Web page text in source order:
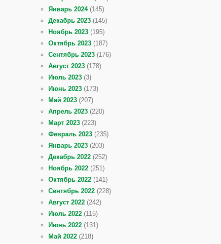
Январь 2024(145)
Декабрь 2023 (145)
Ноябрь 2023 (195)
Октябрь 2023 (187)
Сентябрь 2023 (176)
Август 2023 (178)
Июль 2023 (3)
Июнь 2023 (173)
Май 2023 (207)
Апрель 2023 (220)
Март 2023 (223)
Февраль 2023 (235)
Январь 2023 (203)
Декабрь 2022 (252)
Ноябрь 2022 (251)
Октябрь 2022 (141)
Сентябрь 2022 (228)
Август 2022 (242)
Июль 2022 (115)
Июнь 2022 (131)
Май 2022 (218)